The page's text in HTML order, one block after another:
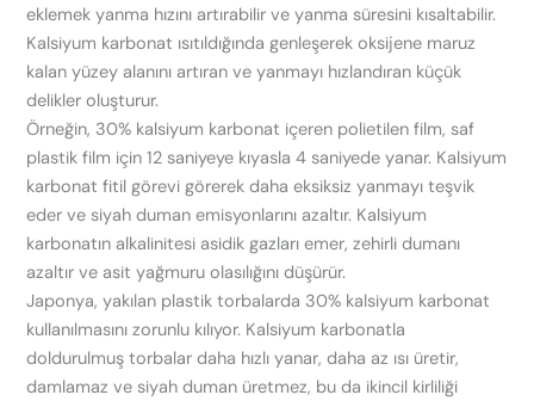
eklemek yanma hızını artırabilir ve yanma süresini kısaltabilir.
Kalsiyum karbonat ısıtıldığında genleşerek oksijene maruz
kalan yüzey alanını artıran ve yanmayı hızlandıran küçük
delikler oluşturur.
Örneğin, 30% kalsiyum karbonat içeren polietilen film, saf
plastik film için 12 saniyeye kıyasla 4 saniyede yanar. Kalsiyum
karbonat fitil görevi görerek daha eksiksiz yanmayı teşvik
eder ve siyah duman emisyonlarını azaltır. Kalsiyum
karbonatın alkalinitesi asidik gazları emer, zehirli dumanı
azaltır ve asit yağmuru olasılığını düşürür.
Japonya, yakılan plastik torbalarda 30% kalsiyum karbonat
kullanılmasını zorunlu kılıyor. Kalsiyum karbonatla
doldurulmuş torbalar daha hızlı yanar, daha az ısı üretir,
damlamaz ve siyah duman üretmez, bu da ikincil kirliliği